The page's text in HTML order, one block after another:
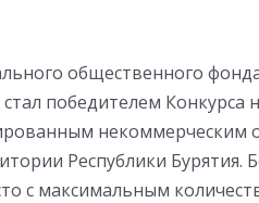
общественного
победителем Конкурса
некоммерческим
Республики Бурятия.
с максимальным